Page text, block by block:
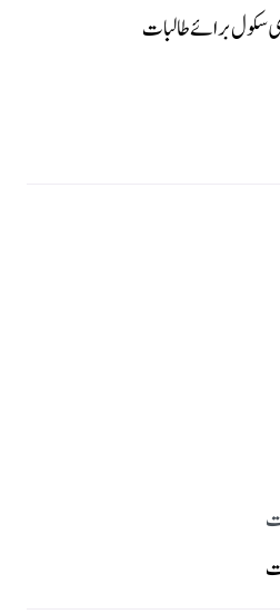
سکول برائے طالبات